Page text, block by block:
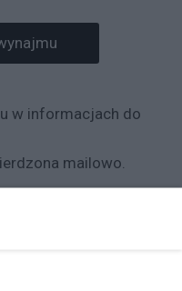
w informacjach do
mailowo.
i regulowanym